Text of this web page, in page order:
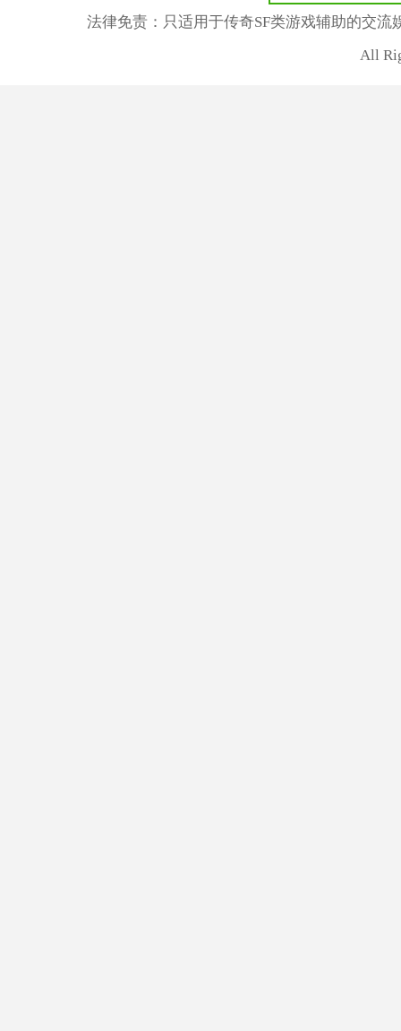
法律免责：只适用于传奇SF类游戏辅助的交
All